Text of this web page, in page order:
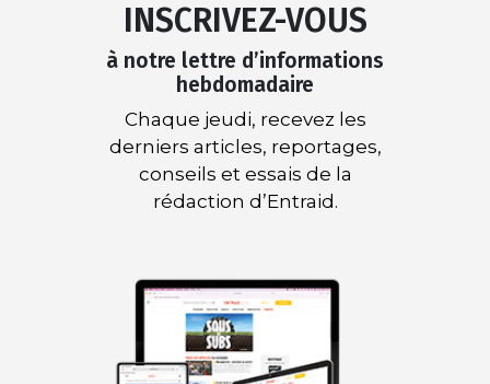
INSCRIVEZ-VOUS
à notre lettre d’informations
hebdomadaire
Chaque jeudi, recevez les
derniers articles, reportages,
conseils et essais de la
rédaction d’Entraid.